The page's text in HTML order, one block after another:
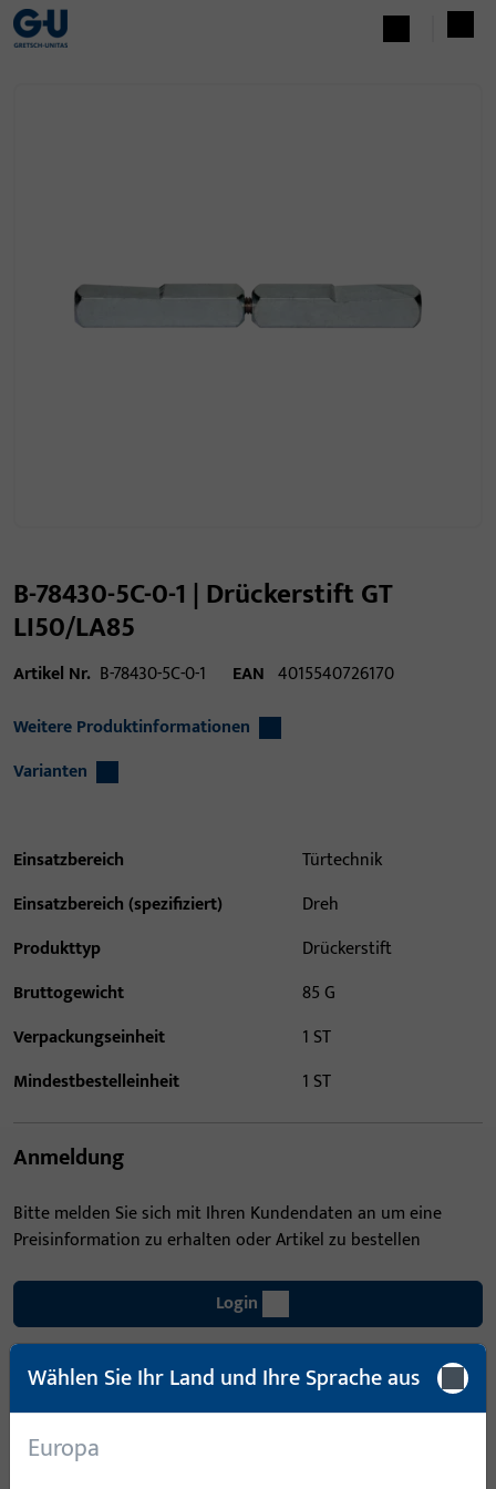
B-78430-5C-0-1 | Drückerstift GT
LI50/LA85
Artikel Nr. B-78430-5C-0-1 EAN 4015540726170
Weitere Produktinformationen
Varianten
Einsatzbereich
Türtechnik
Einsatzbereich (spezifiziert)
Dreh
Produkttyp
Drückerstift
Bruttogewicht
85 G
Verpackungseinheit
1 ST
Mindestbestelleinheit
1 ST
Anmeldung
Bitte melden Sie sich mit Ihren Kundendaten an um eine
Preisinformation zu erhalten oder Artikel zu bestellen
Login
Account erstellen
Wählen Sie Ihr Land und Ihre Sprache aus
Europa